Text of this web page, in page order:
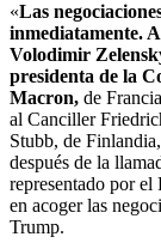
«Las
inmediatamente.
Volodimir
presidenta de la
Macron, de
al Canciller
Stubb, de
después de la
representado por el
en acoger las
Trump.